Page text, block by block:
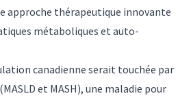
approche thérapeutique innovante
métaboliques et auto-
canadienne serait touchée par
et MASH), une maladie pour